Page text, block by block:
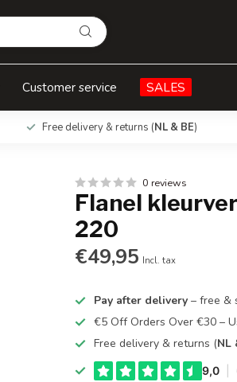
Customer service SALES
Free delivery & returns (NL & BE)
0 reviews
Flanel
220
€49,95 Incl. tax
Pay after delivery – free &
€5 Off Orders Over €30 –
Free delivery & returns (NL